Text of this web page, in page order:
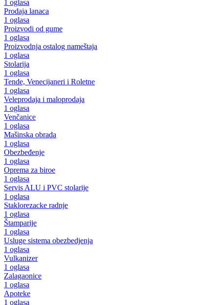
1 oglasa
Prodaja lanaca
1 oglasa
Proizvodi od gume
1 oglasa
Proizvodnja ostalog nameštaja
1 oglasa
Stolarija
1 oglasa
Tende, Venecijaneri i Roletne
1 oglasa
Veleprodaja i maloprodaja
1 oglasa
Venčanice
1 oglasa
Mašinska obrada
1 oglasa
Obezbeđenje
1 oglasa
Oprema za biroe
1 oglasa
Servis ALU i PVC stolarije
1 oglasa
Staklorezacke radnje
1 oglasa
Štamparije
1 oglasa
Usluge sistema obezbedjenja
1 oglasa
Vulkanizer
1 oglasa
Zalagaonice
1 oglasa
Apoteke
1 oglasa